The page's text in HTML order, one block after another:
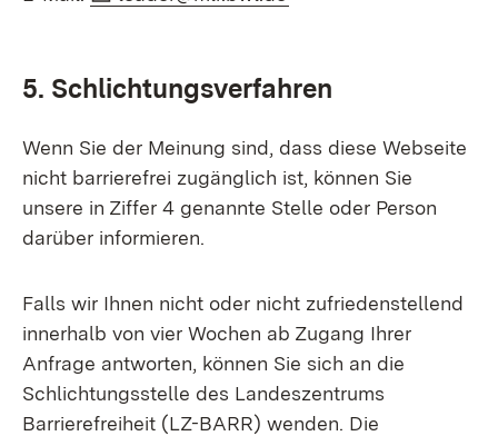
5. Schlichtungsverfahren
Wenn Sie der Meinung sind, dass diese Webseite
nicht barrierefrei zugänglich ist, können Sie
unsere in Ziffer 4 genannte Stelle oder Person
darüber informieren.
Falls wir Ihnen nicht oder nicht zufriedenstellend
innerhalb von vier Wochen ab Zugang Ihrer
Anfrage antworten, können Sie sich an die
Schlichtungsstelle des Landeszentrums
Barrierefreiheit (LZ-BARR) wenden. Die